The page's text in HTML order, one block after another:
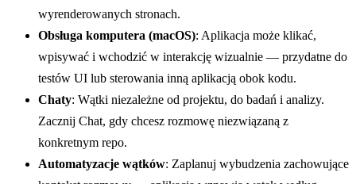
wyrenderowanych stronach.
Obsługa komputera (macOS): Aplikacja może klikać,
wpisywać i wchodzić w interakcję wizualnie — przydatne do
testów UI lub sterowania inną aplikacją obok kodu.
Chaty: Wątki niezależne od projektu, do badań i analizy.
Zacznij Chat, gdy chcesz rozmowę niezwiązaną z
konkretnym repo.
Automatyzacje wątków: Zaplanuj wybudzenia zachowujące